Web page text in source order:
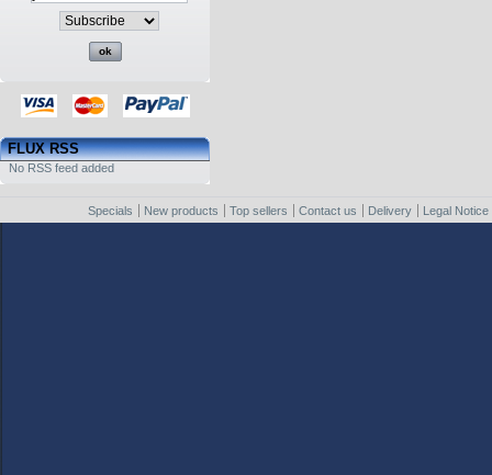
FLUX RSS
No RSS feed added
Specials New products Top sellers Contact us Delivery Legal Notice